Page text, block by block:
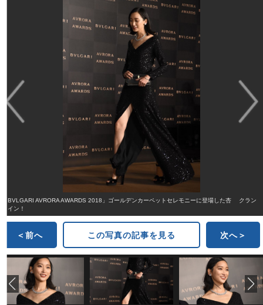
「BVLGARI AVRORA AWARDS 2018」ゴールデンカーペットセレモニーに登場した杏 クラン
クイン！
＜前へ この写真の記事を見る 次へ＞